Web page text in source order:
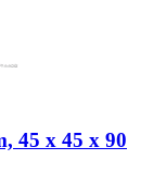
45 x 45 x 90